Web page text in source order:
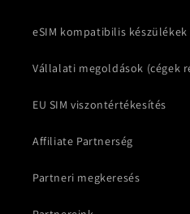
eSIM kompatibilis készülékek
Vállalati megoldások (cégek
EU SIM viszontértékesítés
Affiliate Partnerség
Partneri megkeresés